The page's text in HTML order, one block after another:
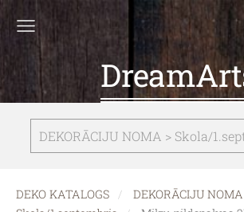
DEKORĀCIJU NOMA > Skola/
DEKO KATALOGS
DEKORĀCIJU NOMA